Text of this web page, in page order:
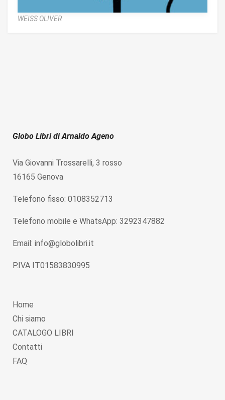
WEISS OLIVER
Globo Libri di Arnaldo Ageno
Via Giovanni Trossarelli, 3 rosso
16165 Genova
Telefono fisso: 0108352713
Telefono mobile e WhatsApp: 3292347882
Email: info@globolibri.it
P.IVA IT01583830995
Home
Chi siamo
CATALOGO LIBRI
Contatti
FAQ